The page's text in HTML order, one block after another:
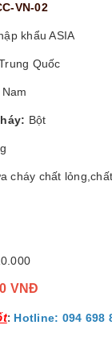
VN-02
khẩu ASIA
Quốc
Bột
cháy chất
VNĐ
: Hotline: 094 698